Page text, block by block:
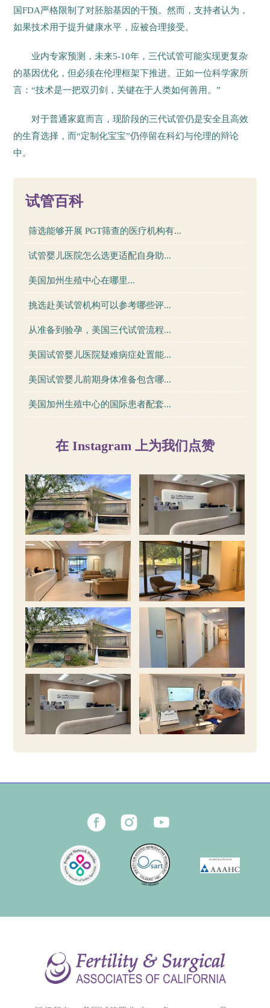
国FDA严格限制了对胚胎基因的干预。然而，支持者认为，
如果技术用于提升健康水平，应被合理接受。
业内专家预测，未来5-10年，三代试管可能实现更复杂
的基因优化，但必须在伦理框架下推进。正如一位科学家所
言：“技术是一把双刃剑，关键在于人类如何善用。”
对于普通家庭而言，现阶段的三代试管仍是安全且高效
的生育选择，而“定制化宝宝”仍停留在科幻与伦理的辩论
中。
试管百科
筛选能够开展 PGT筛查的医疗机构有...
试管婴儿医院怎么选更适配自身助...
美国加州生殖中心在哪里...
挑选赴美试管机构可以参考哪些评...
从准备到验孕，美国三代试管流程...
美国试管婴儿医院疑难病症处置能...
美国试管婴儿前期身体准备包含哪...
美国加州生殖中心的国际患者配套...
在 Instagram 上为我们点赞